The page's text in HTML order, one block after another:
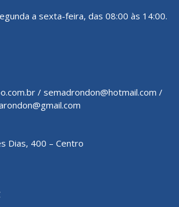
a sexta-feira, das 08:00 às 14:00.
/ semadrondon@hotmail.com /
Dias, 400 – Centro